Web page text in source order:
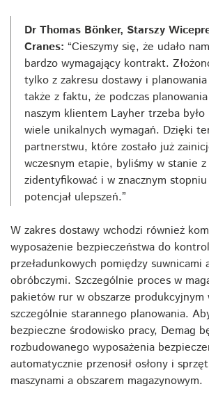
Dr Thomas Bönker, Starszy
Cranes: “Cieszymy się, że udało
bardzo wymagający kontrakt.
tylko z zakresu dostawy i
także z faktu, że podczas
naszym klientem Layher trzeba
wiele unikalnych wymagań. Dzięki
partnerstwu, które zostało już
wczesnym etapie, byliśmy w stanie
zidentyfikować i w znacznym
potencjał ulepszeń.”
W zakres dostawy wchodzi również
wyposażenie bezpieczeństwa do
przeładunkowych pomiędzy suwnicami
obróbczymi. Szczególnie proces w
pakietów rur w obszarze produkcyjnym
szczególnie starannego planowania.
bezpieczne środowisko pracy, Demag
rozbudowanego wyposażenia
automatycznie przenosił osłony i
maszynami a obszarem magazynowym.